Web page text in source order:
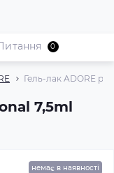
Гель-лак ADORE
7,5ml
0
немає в наявності